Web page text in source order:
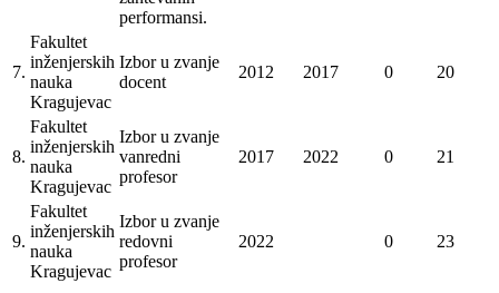
performansi.
7.
Fakultet
inženjerskih
nauka
Kragujevac
Izbor u zvanje
docent
2012 2017 0 20
8.
Fakultet
inženjerskih
nauka
Kragujevac
Izbor u zvanje
vanredni
profesor
2017 2022 0 21
9.
Fakultet
inženjerskih
nauka
Kragujevac
Izbor u zvanje
redovni
profesor
2022 0 23